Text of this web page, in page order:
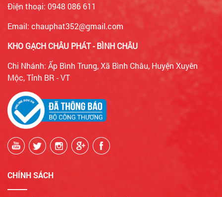
Điện thoại: 0948 086 611
Email: chauphat352@gmail.com
KHO GẠCH CHÂU PHÁT - BÌNH CHÂU
Chi Nhánh: Ấp Bình Trung, Xã Bình Châu, Huyện Xuyên
Mộc, Tỉnh BR - VT
CHÍNH SÁCH